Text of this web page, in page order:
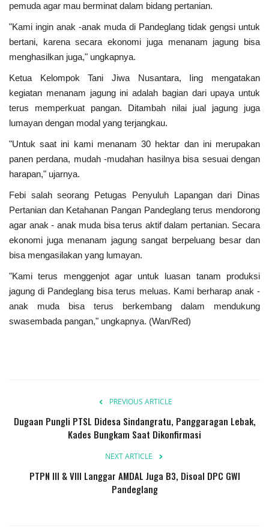
Peristiwa
pemuda agar mau berminat dalam bidang pertanian.
"Kami ingin anak -anak muda di Pandeglang tidak gengsi untuk
bertani, karena secara ekonomi juga menanam jagung bisa
menghasilkan juga," ungkapnya.
Ketua Kelompok Tani Jiwa Nusantara, Iing mengatakan
kegiatan menanam jagung ini adalah bagian dari upaya untuk
terus memperkuat pangan. Ditambah nilai jual jagung juga
lumayan dengan modal yang terjangkau.
"Untuk saat ini kami menanam 30 hektar dan ini merupakan
panen perdana, mudah -mudahan hasilnya bisa sesuai dengan
harapan," ujarnya.
Febi salah seorang Petugas Penyuluh Lapangan dari Dinas
Pertanian dan Ketahanan Pangan Pandeglang terus mendorong
agar anak - anak muda bisa terus aktif dalam pertanian. Secara
ekonomi juga menanam jagung sangat berpeluang besar dan
bisa mengasilakan yang lumayan.
"Kami terus menggenjot agar untuk luasan tanam produksi
jagung di Pandeglang bisa terus meluas. Kami berharap anak -
anak muda bisa terus berkembang dalam mendukung
swasembada pangan," ungkapnya. (Wan/Red)
PREVIOUS ARTICLE
Dugaan Pungli PTSL Didesa Sindangratu, Panggaragan Lebak,
Kades Bungkam Saat Dikonfirmasi
NEXT ARTICLE
PTPN III & VIII Langgar AMDAL Juga B3, Disoal DPC GWI
Pandeglang